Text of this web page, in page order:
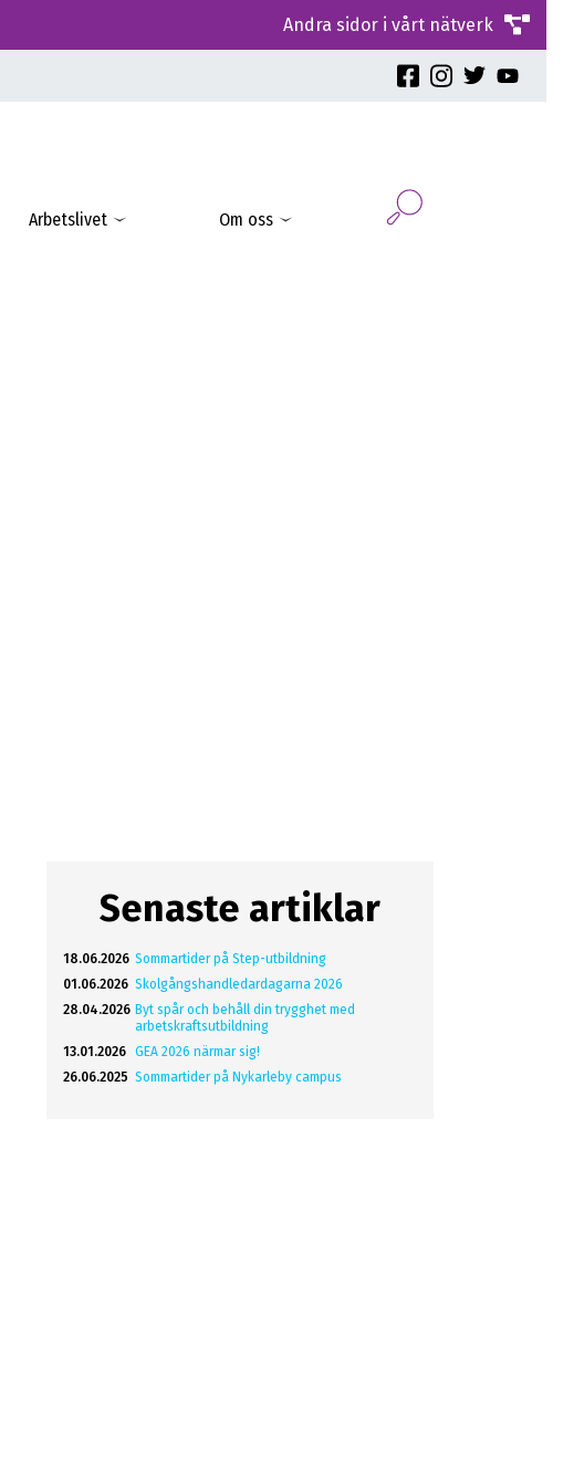
Andra sidor i vårt nätverk
Arbetslivet Om oss
Senaste artiklar
18.06.2026 Sommartider på Step-utbildning
01.06.2026 Skolgångshandledardagarna 2026
28.04.2026 Byt spår och behåll din trygghet med
arbetskraftsutbildning
13.01.2026 GEA 2026 närmar sig!
26.06.2025 Sommartider på Nykarleby campus